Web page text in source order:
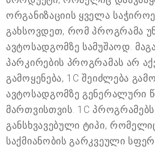
ორგანიზაციის ყველა
გახსოვდეთ, რომ პროგრამა
ავტოსადგომზე სამუშაოდ.
პარკირების პროგრამას არ
გამოყენება, 1C შეიძლება
ავტოსადგომზე გენერალური
მართვისთვის. 1C
განსხვავებული ტიპი,
საქმიანობის გარკვეული